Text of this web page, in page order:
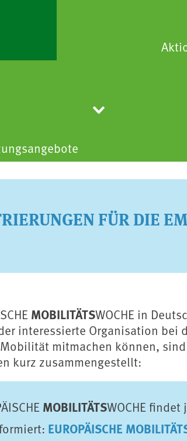
FÜR DIE
MOBILITÄTSWOCHE in
interessierte Organisation bei
mitmachen können,
kurz zusammengestellt:
MOBILITÄTSWOCHE
EUROPÄISCHE